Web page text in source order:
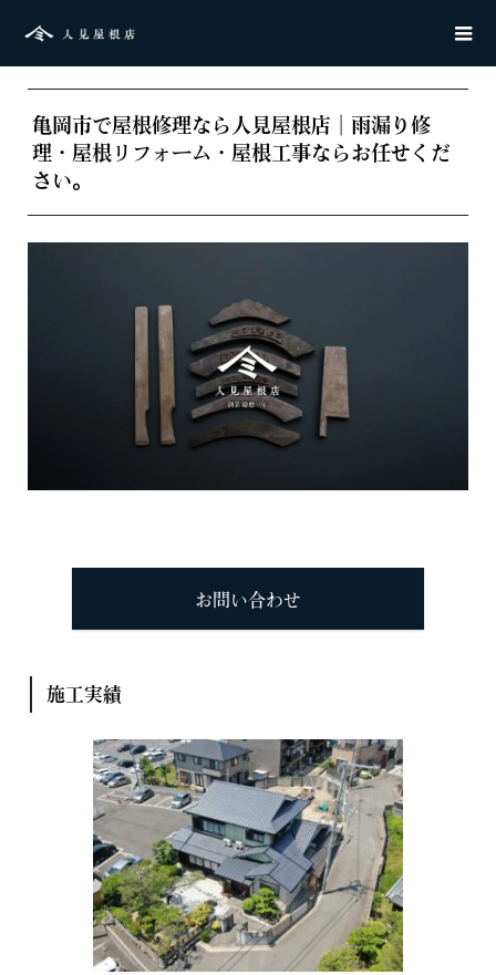
亀岡市で屋根修理なら人見屋根店｜雨漏り修
理・屋根リフォーム・屋根工事ならお任せくだ
さい。
お問い合わせ
施工実績